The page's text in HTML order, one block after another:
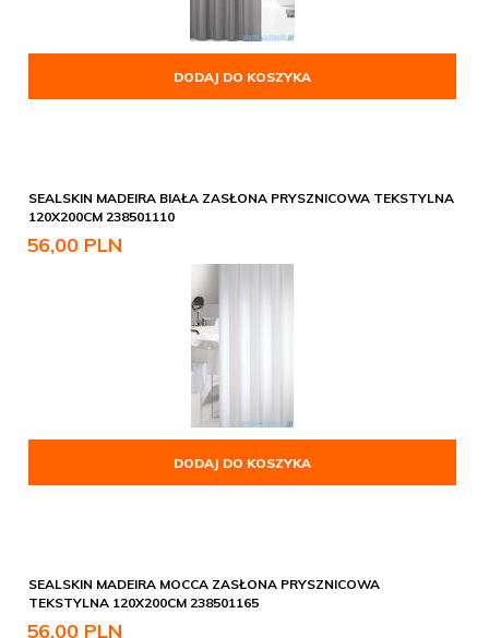
DODAJ DO KOSZYKA
SEALSKIN MADEIRA BIAŁA ZASŁONA PRYSZNICOWA TEKSTYLNA
120X200CM 238501110
56,00 PLN
DODAJ DO KOSZYKA
SEALSKIN MADEIRA MOCCA ZASŁONA PRYSZNICOWA
TEKSTYLNA 120X200CM 238501165
56,00 PLN